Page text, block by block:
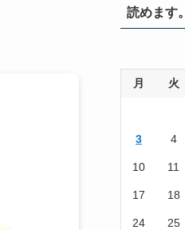
読めます。
月 火
3 4
10 11
17 18
24 25